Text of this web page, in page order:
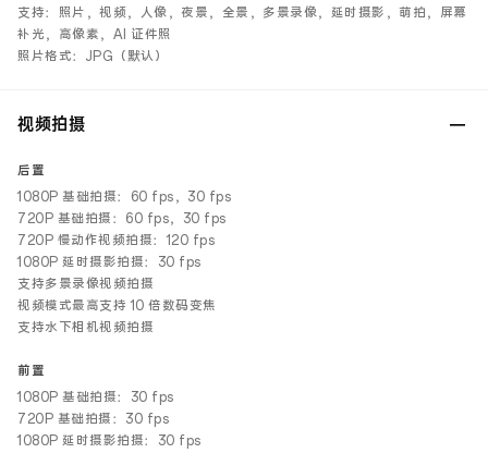
支持：照片，视频，人像，夜景，全景，多景录像，延时摄影，萌拍，屏幕
补光，高像素，AI 证件照
照片格式：JPG（默认）
视频拍摄
后置
1080P 基础拍摄：60 fps，30 fps
720P 基础拍摄：60 fps，30 fps
720P 慢动作视频拍摄：120 fps
1080P 延时摄影拍摄：30 fps
支持多景录像视频拍摄
视频模式最高支持 10 倍数码变焦
支持水下相机视频拍摄
前置
1080P 基础拍摄：30 fps
720P 基础拍摄：30 fps
1080P 延时摄影拍摄：30 fps